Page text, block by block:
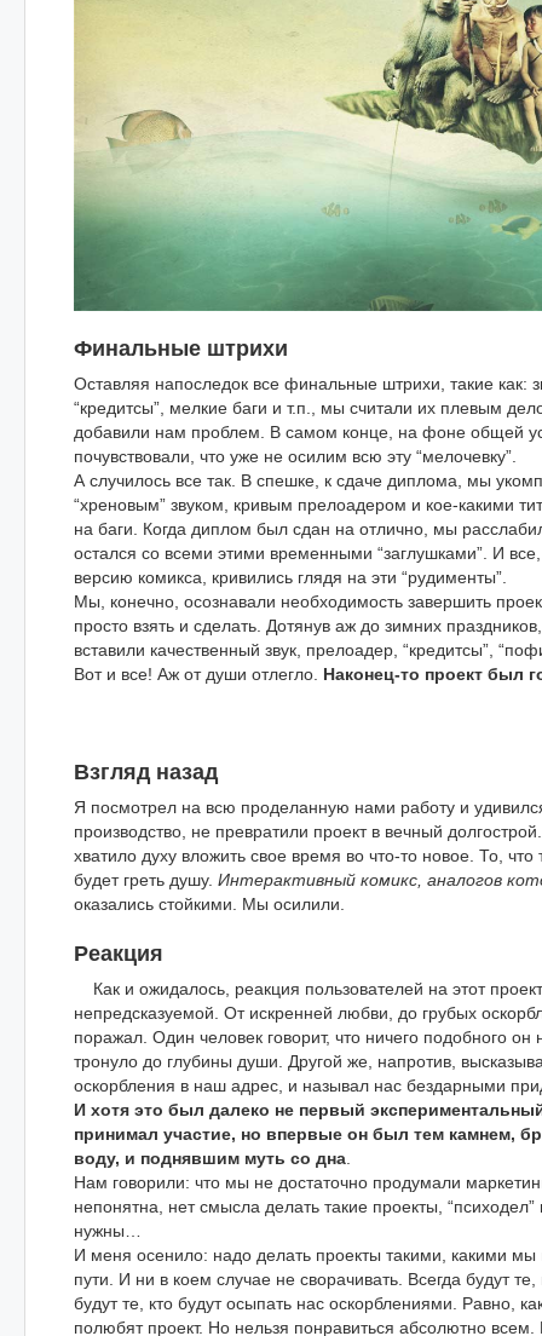
Финальные штрихи
Оставляя напоследок все финальные штрихи, такие как:
“кредитсы”, мелкие баги и т.п., мы считали их плевым
добавили нам проблем. В самом конце, на фоне общей
почувствовали, что уже не осилим всю эту “мелочевку”.
А случилось все так. В спешке, к сдаче диплома, мы
“хреновым” звуком, кривым прелоадером и кое-какими
на баги. Когда диплом был сдан на отлично, мы
остался со всеми этими временными “заглушками”. И
версию комикса, кривились глядя на эти “рудименты”.
Мы, конечно, осознавали необходимость завершить
просто взять и сделать. Дотянув аж до зимних
вставили качественный звук, прелоадер, “кредитсы”,
Вот и все! Аж от души отлегло. Наконец-то проект был
Взгляд назад
Я посмотрел на всю проделанную нами работу и
производство, не превратили проект в вечный
хватило духу вложить свое время во что-то новое. То, что
будет греть душу. Интерактивный комикс, аналогов
оказались стойкими. Мы осилили.
Реакция
Как и ожидалось, реакция пользователей на этот
непредсказуемой. От искренней любви, до грубых
поражал. Один человек говорит, что ничего подобного он
тронуло до глубины души. Другой же, напротив,
оскорбления в наш адрес, и называл нас бездарными
И хотя это был далеко не первый
принимал участие, но впервые он был тем камнем,
воду, и поднявшим муть со дна
Нам говорили: что мы не достаточно продумали
непонятна, нет смысла делать такие проекты, “психодел”
нужны…
И меня осенило: надо делать проекты такими, какими мы
пути. И ни в коем случае не сворачивать. Всегда будут те,
будут те, кто будут осыпать нас оскорблениями. Равно,
полюбят проект. Но нельзя понравиться абсолютно всем.